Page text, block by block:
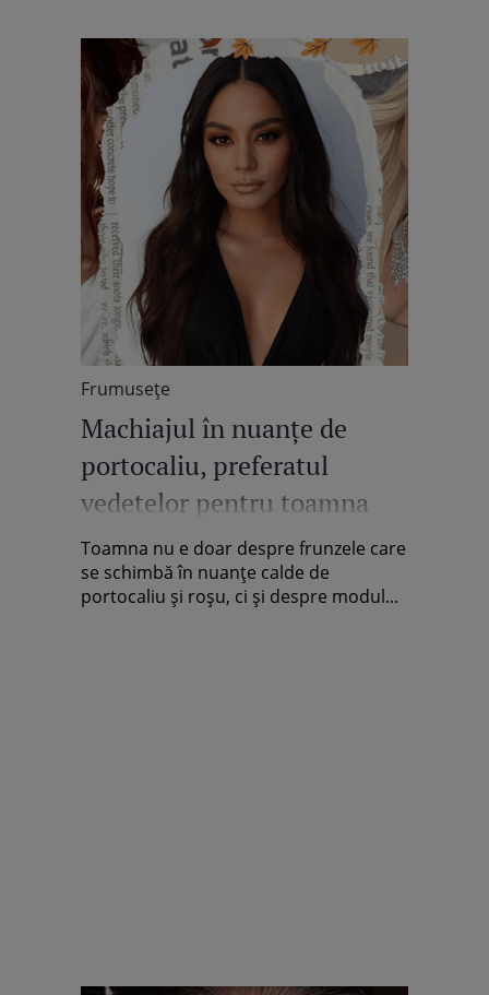
Frumuseţe
Machiajul în nuanțe de
portocaliu, preferatul
vedetelor pentru toamna
asta. Face ravagii pe
internet!
Toamna nu e doar despre frunzele care
se schimbă în nuanțe calde de
portocaliu și roșu, ci și despre modul...